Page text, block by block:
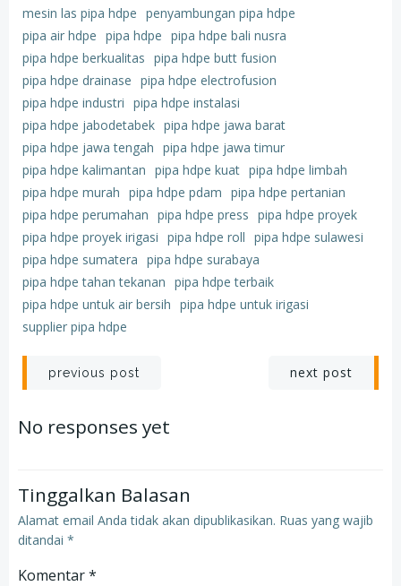
mesin las pipa hdpe penyambungan pipa hdpe
pipa air hdpe pipa hdpe pipa hdpe bali nusra
pipa hdpe berkualitas pipa hdpe butt fusion
pipa hdpe drainase pipa hdpe electrofusion
pipa hdpe industri pipa hdpe instalasi
pipa hdpe jabodetabek pipa hdpe jawa barat
pipa hdpe jawa tengah pipa hdpe jawa timur
pipa hdpe kalimantan pipa hdpe kuat pipa hdpe limbah
pipa hdpe murah pipa hdpe pdam pipa hdpe pertanian
pipa hdpe perumahan pipa hdpe press pipa hdpe proyek
pipa hdpe proyek irigasi pipa hdpe roll pipa hdpe sulawesi
pipa hdpe sumatera pipa hdpe surabaya
pipa hdpe tahan tekanan pipa hdpe terbaik
pipa hdpe untuk air bersih pipa hdpe untuk irigasi
supplier pipa hdpe
Post
navigation
previous post next post
No responses yet
Tinggalkan Balasan
Alamat email Anda tidak akan dipublikasikan. Ruas yang wajib
ditandai *
Komentar*